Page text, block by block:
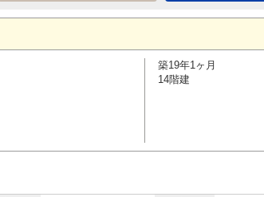
築19年1ヶ月
14階建